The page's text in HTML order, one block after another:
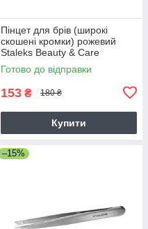
Пінцет для брів (широкі
скошені кромки) рожевий
Staleks Beauty & Care
Готово до відправки
153 ₴ 180 ₴
Купити
–15%